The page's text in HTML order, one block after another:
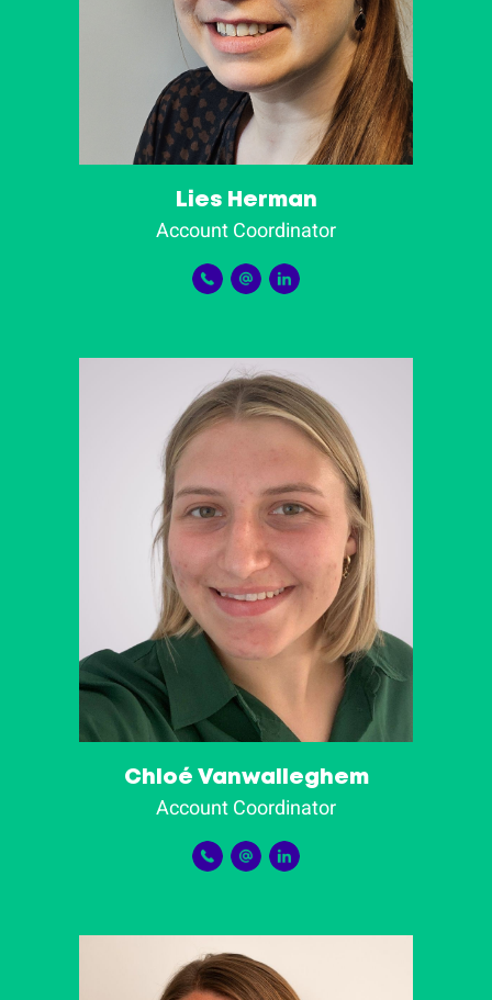
Lies Herman
Account Coordinator
Chloé Vanwalleghem
Account Coordinator